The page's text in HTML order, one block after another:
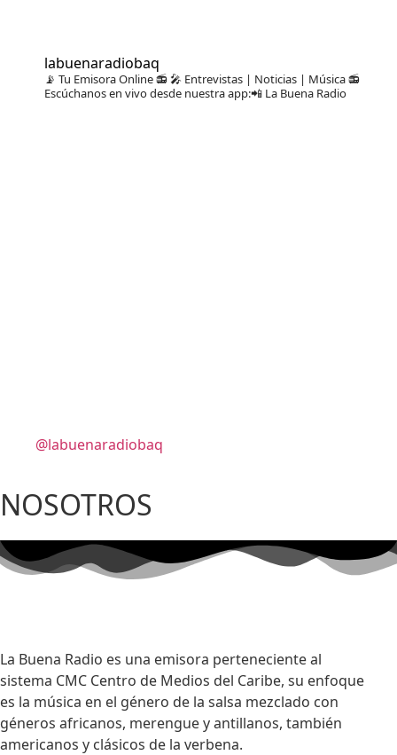
labuenaradiobaq
📡 Tu Emisora Online 📻🎤 Entrevistas | Noticias | Música📻
Escúchanos en vivo desde nuestra app:📲 La Buena Radio
@labuenaradiobaq
NOSOTROS
La Buena Radio es una emisora perteneciente al
sistema CMC Centro de Medios del Caribe, su enfoque
es la música en el género de la salsa mezclado con
géneros africanos, merengue y antillanos, también
americanos y clásicos de la verbena.